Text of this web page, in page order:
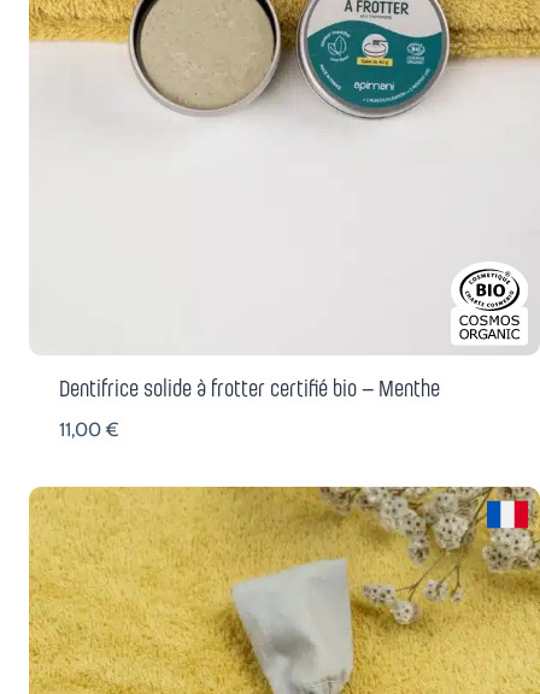
Dentifrice solide à frotter certifié bio – Menthe
11,00€